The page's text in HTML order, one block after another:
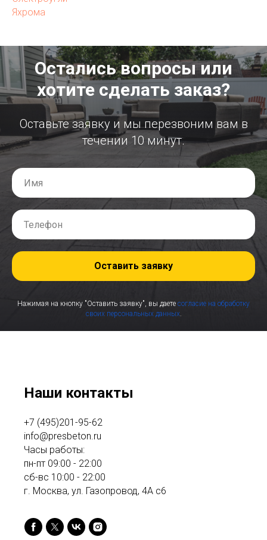
Яхрома
Остались вопросы или
хотите сделать заказ?
Оставьте заявку и мы перезвоним вам в
течении 10 минут.
Оставить заявку
Нажимая на кнопку "Оставить заявку", вы даете согласие на обработку
своих персональных данных.
Наши контакты
+7 (495)201-95-62
info@presbeton.ru
Часы работы:
пн-пт 09:00 - 22:00
сб-вс 10:00 - 22:00
г. Москва, ул. Газопровод, 4А с6